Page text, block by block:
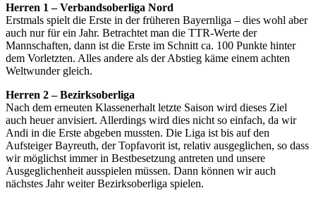
Herren 1 – Verbandsoberliga Nord
Erstmals spielt die Erste in der früheren Bayernliga – dies wohl aber
auch nur für ein Jahr. Betrachtet man die TTR-Werte der
Mannschaften, dann ist die Erste im Schnitt ca. 100 Punkte hinter
dem Vorletzten. Alles andere als der Abstieg käme einem achten
Weltwunder gleich.
Herren 2 – Bezirksoberliga
Nach dem erneuten Klassenerhalt letzte Saison wird dieses Ziel
auch heuer anvisiert. Allerdings wird dies nicht so einfach, da wir
Andi in die Erste abgeben mussten. Die Liga ist bis auf den
Aufsteiger Bayreuth, der Topfavorit ist, relativ ausgeglichen, so dass
wir möglichst immer in Bestbesetzung antreten und unsere
Ausgeglichenheit ausspielen müssen. Dann können wir auch
nächstes Jahr weiter Bezirksoberliga spielen.